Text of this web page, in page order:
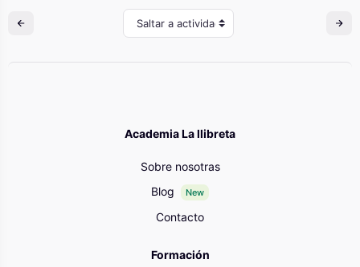
Saltar a actividad
Academia La llibreta
Sobre nosotras
Blog
New
Contacto
Formación